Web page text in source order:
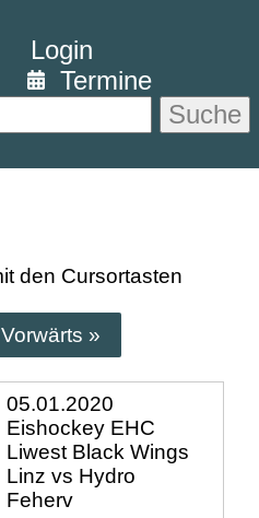
Login
Termine
Suche
Vorwärts »
05.01.2020
Eishockey EHC
Liwest Black Wings
Linz vs Hydro
Feherv